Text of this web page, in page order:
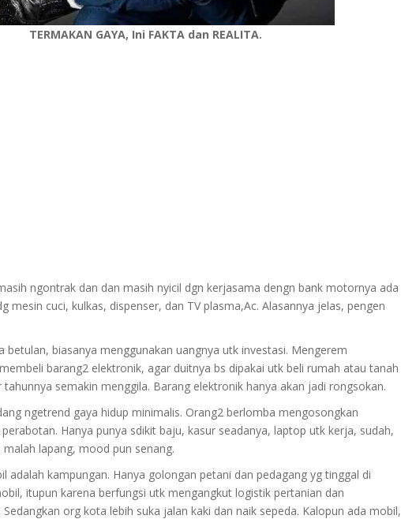
TERMAKAN GAYA, Ini FAKTA dan REALITA.
ngontrak dan dan masih nyicil dgn kerjasama dengn bank motornya ada
mesin cuci, kulkas, dispenser, dan TV plasma,Ac. Alasannya jelas, pengen
betulan, biasanya menggunakan uangnya utk investasi. Mengerem
barang2 elektronik, agar duitnya bs dipakai utk beli rumah atau tanah
tahunnya semakin menggila. Barang elektronik hanya akan jadi rongsokan.
ngetrend gaya hidup minimalis. Orang2 berlomba mengosongkan
Hanya punya sdikit baju, kasur seadanya, laptop utk kerja, sudah,
lapang, mood pun senang.
adalah kampungan. Hanya golongan petani dan pedagang yg tinggal di
itupun karena berfungsi utk mengangkut logistik pertanian dan
org kota lebih suka jalan kaki dan naik sepeda. Kalopun ada mobil,